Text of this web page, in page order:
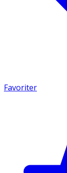
Favoriter